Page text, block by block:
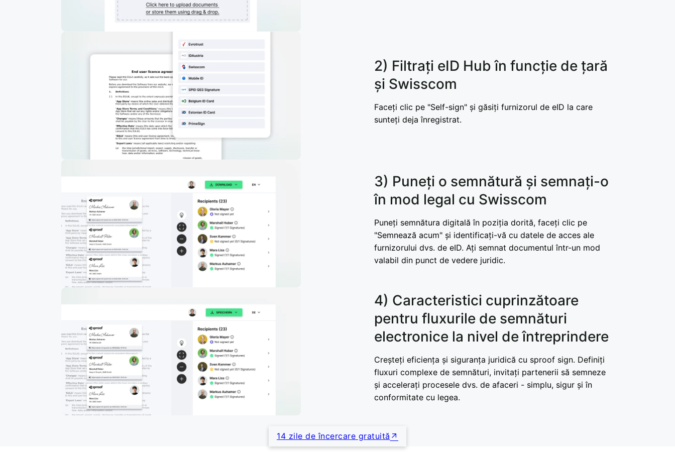
2) Filtrați eID Hub în funcție de țară
și Swisscom
Faceți clic pe "Self-sign" și găsiți furnizorul de eID la care
sunteți deja înregistrat.
3) Puneți o semnătură și semnați-o
în mod legal cu Swisscom
Puneți semnătura digitală în poziția dorită, faceți clic pe
"Semnează acum" și identificați-vă cu datele de acces ale
furnizorului dvs. de eID. Ați semnat documentul într-un mod
valabil din punct de vedere juridic.
4) Caracteristici cuprinzătoare
pentru fluxurile de semnături
electronice la nivel de întreprindere
Creșteți eficiența și siguranța juridică cu sproof sign. Definiți
fluxuri complexe de semnături, invitați partenerii să semneze
și accelerați procesele dvs. de afaceri - simplu, sigur și în
conformitate cu legea.
14 zile de încercare gratuită